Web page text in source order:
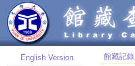
English Version 館藏記錄